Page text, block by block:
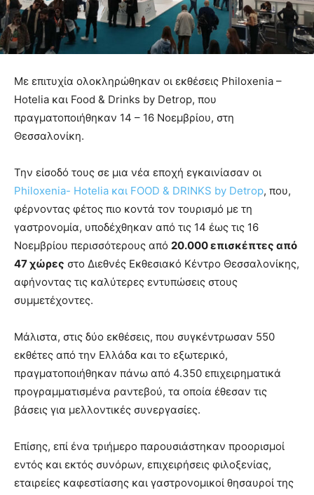
Με επιτυχία ολοκληρώθηκαν οι εκθέσεις Philoxenia –
Hotelia και Food & Drinks by Detrop, που
πραγματοποιήθηκαν 14 – 16 Νοεμβρίου, στη
Θεσσαλονίκη.
Την είσοδό τους σε μια νέα εποχή εγκαινίασαν οι
Philoxenia- Hotelia και FOOD & DRINKS by Detrop, που,
φέρνοντας φέτος πιο κοντά τον τουρισμό με τη
γαστρονομία, υποδέχθηκαν από τις 14 έως τις 16
Νοεμβρίου περισσότερους από 20.000 επισκέπτες από
47 χώρες στο Διεθνές Εκθεσιακό Κέντρο Θεσσαλονίκης,
αφήνοντας τις καλύτερες εντυπώσεις στους
συμμετέχοντες.
Μάλιστα, στις δύο εκθέσεις, που συγκέντρωσαν 550
εκθέτες από την Ελλάδα και το εξωτερικό,
πραγματοποιήθηκαν πάνω από 4.350 επιχειρηματικά
προγραμματισμένα ραντεβού, τα οποία έθεσαν τις
βάσεις για μελλοντικές συνεργασίες.
Επίσης, επί ένα τριήμερο παρουσιάστηκαν προορισμοί
εντός και εκτός συνόρων, επιχειρήσεις φιλοξενίας,
εταιρείες καφεστίασης και γαστρονομικοί θησαυροί της